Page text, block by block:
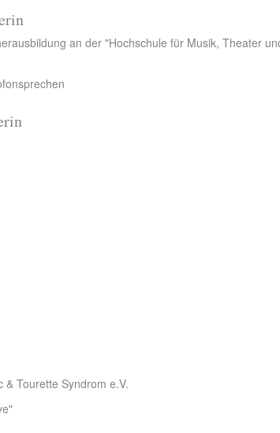
an der "Hochschule für Musik, Theater
Tourette Syndrom e.V.